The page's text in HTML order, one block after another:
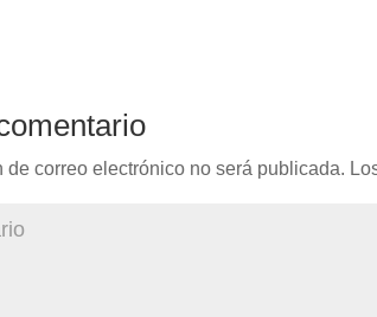
de correo electrónico no será publicada.